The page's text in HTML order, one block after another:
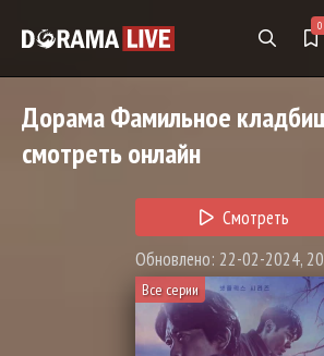
0
ДорамаФамильное
смотреть онлайн
Смотреть
Обновлено: 22-02-2024,
Все серии